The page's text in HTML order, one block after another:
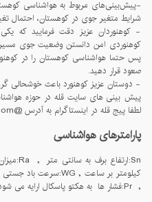
-پيش‌بينی‌های مربوط به هواشناسی
شرايط متغير جوی در کوهستان، احتمال تغييرات ناگهانی وجود دارد .
- کوهنوردان عزیز دقت فرمایید که
کوهنوردی امن دانستن وضعیت
پس حتما
صعود قرار دهید.
- دوستان عزیز کوهنورد باعث خوشحالی
پیش بینی های سایت قله در حوزه
لطفا پیج قله در اینستاگرام به آدرس @gholleh_com را دنبال کنید.
پارامترهای هواشناسی
, Pr:فشار ها به هکتو پاسکال ارایه می شود.